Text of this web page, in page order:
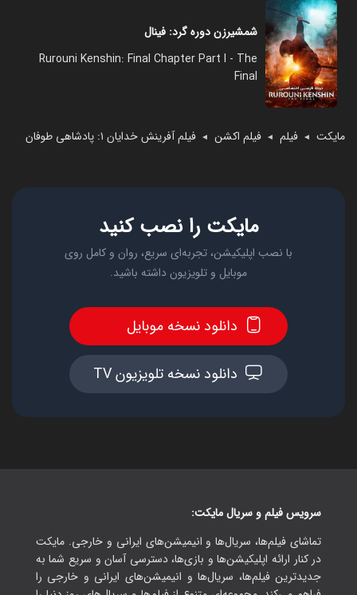
مایکت ◄ فیلم ◄ فیلم اکشن ◄ فیلم آفرینش خدایان ۱: پادشاهی طوفان‌
شمشیرزن دوره گرد: فینال
Rurouni Kenshin: Final Chapter Part I - The
Final
مایکت را نصب کنید
با نصب اپلیکیشن، تجربه‌ای سریع، روان و کامل روی
موبایل و تلویزیون داشته باشید.
دانلود نسخه موبایل
دانلود نسخه تلویزیون TV
سرویس فیلم و سریال مایکت:
تماشای فیلم‌ها، سریال‌ها و انیمیشن‌های ایرانی و خارجی. مایکت
در کنار ارائه اپلیکیشن‌ها و بازی‌ها، دسترسی آسان و سریع شما به
جدیدترین فیلم‌ها، سریال‌ها و انیمیشن‌های ایرانی و خارجی را